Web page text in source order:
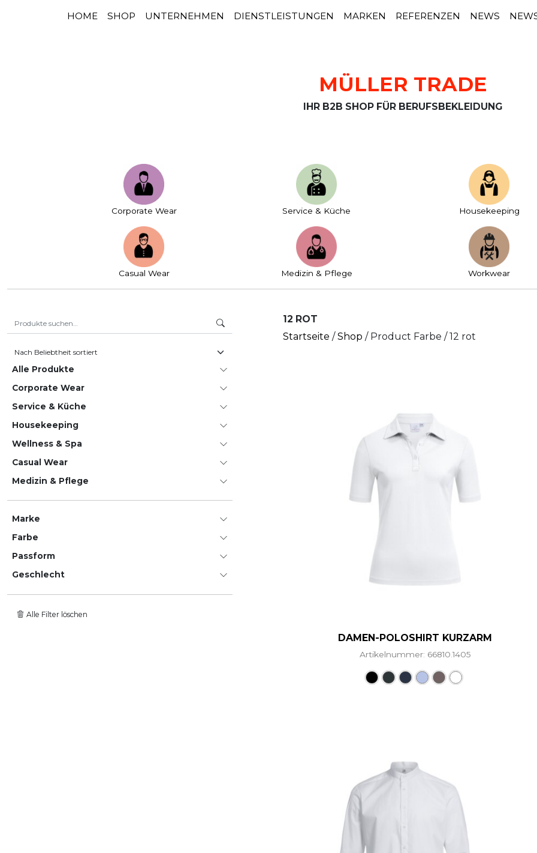
HAUPTNAVIGATION
HOME SHOP UNTERNEHMEN DIENSTLEISTUNGEN MARKEN REFERENZEN NEWS
MÜLLER TRADE
IHR B2B SHOP FÜR BERUFSBEKLEIDUNG
Corporate Wear Service & Küche House­keeping
Casual Wear Medizin & Pflege Workwear
Alle Produkte
Corporate Wear
Service & Küche
House­keeping
Wellness & Spa
Casual Wear
Medizin & Pflege
Marke
Farbe
Passform
Geschlecht
Alle Filter löschen
12 ROT
Startseite /Shop / Product Farbe / 12 rot
DAMEN-POLOSHIRT KURZARM
Artikelnummer: 66810.1405